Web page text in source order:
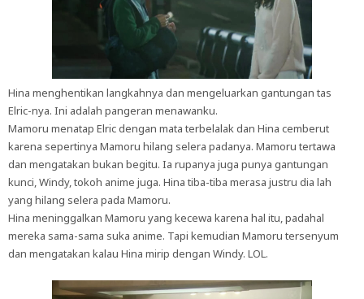
Hina menghentikan langkahnya dan mengeluarkan gantungan tas
Elric-nya. Ini adalah pangeran menawanku.
Mamoru menatap Elric dengan mata terbelalak dan Hina cemberut
karena sepertinya Mamoru hilang selera padanya. Mamoru tertawa
dan mengatakan bukan begitu. Ia rupanya juga punya gantungan
kunci, Windy, tokoh anime juga. Hina tiba-tiba merasa justru dia lah
yang hilang selera pada Mamoru.
Hina meninggalkan Mamoru yang kecewa karena hal itu, padahal
mereka sama-sama suka anime. Tapi kemudian Mamoru tersenyum
dan mengatakan kalau Hina mirip dengan Windy. LOL.